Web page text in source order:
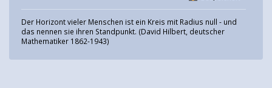
Der Horizont vieler Menschen ist ein Kreis mit Radius null - und
das nennen sie ihren Standpunkt. (David Hilbert, deutscher
Mathematiker 1862-1943)